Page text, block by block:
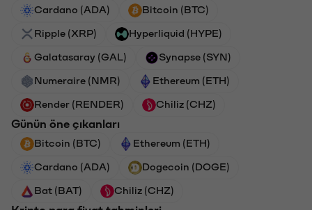
Cardano (ADA) Bitcoin (BTC)
Ripple (XRP) Hyperliquid (HYPE)
Galatasaray (GAL) Synapse (SYN)
Numeraire (NMR) Ethereum (ETH)
Render (RENDER) Chiliz (CHZ)
Günün öne çıkanları
Bitcoin (BTC) Ethereum (ETH)
Cardano (ADA) Dogecoin (DOGE)
Bat (BAT) Chiliz (CHZ)